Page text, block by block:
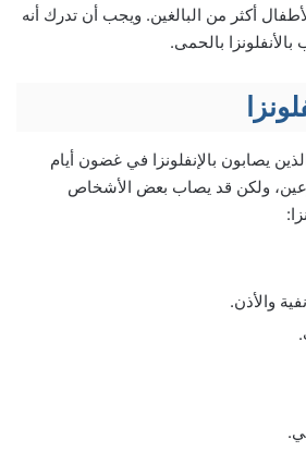
أكثر من البالغين. ويجب أن تدرك أنه
بالحمى.
يصابون بالإنفلونزا في غضون أيام
ولكن قد يصاب بعض الأشخاص
والأذن.